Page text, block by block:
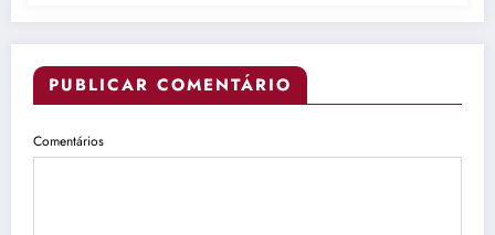
PUBLICAR COMENTÁRIO
Comentários